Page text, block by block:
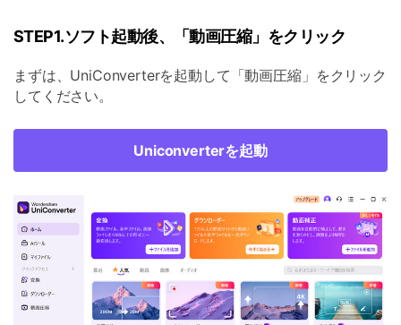
STEP1.ソフト起動後、「動画圧縮」をクリック
まずは、UniConverterを起動して「動画圧縮」をクリック
してください。
Uniconverterを起動